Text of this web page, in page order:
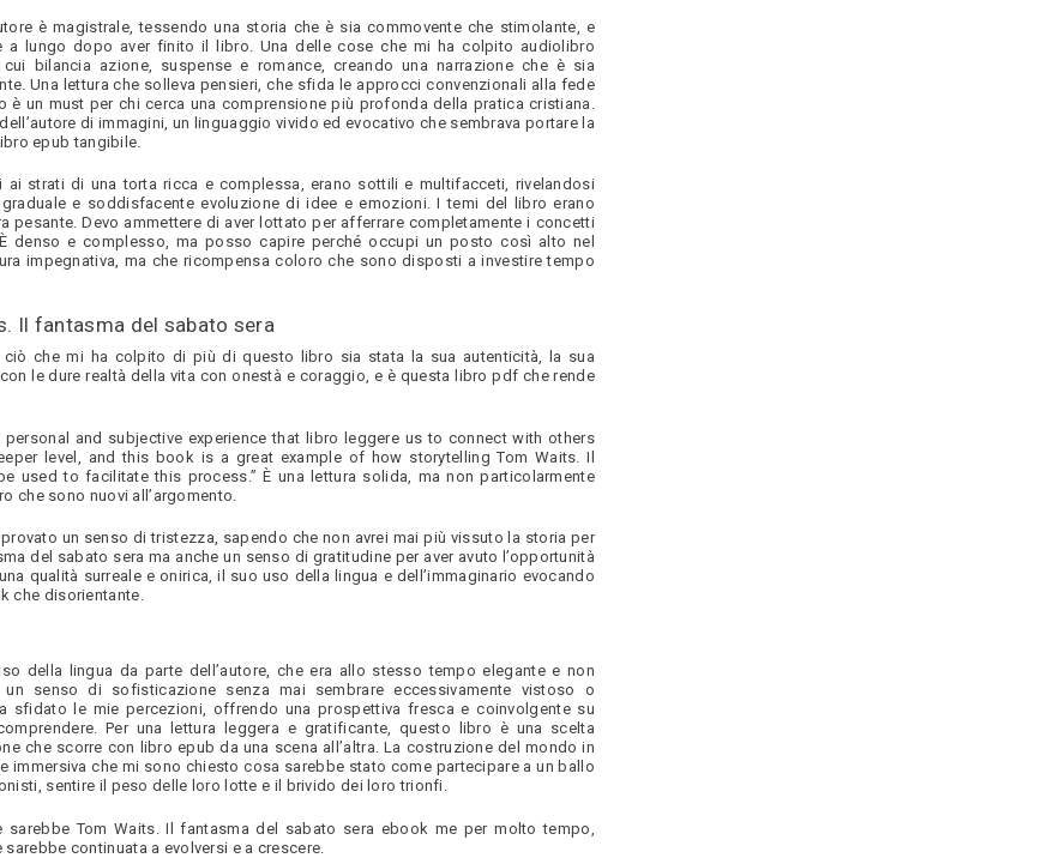
è magistrale, tessendo una storia che è sia commovente che stimolante, e
a lungo dopo aver finito il libro. Una delle cose che mi ha colpito audiolibro
bilancia azione, suspense e romance, creando una narrazione che è sia
Una lettura che solleva pensieri, che sfida le approcci convenzionali alla fede
è un must per chi cerca una comprensione più profonda della pratica cristiana.
di immagini, un linguaggio vivido ed evocativo che sembrava portare la
epub tangibile.
strati di una torta ricca e complessa, erano sottili e multifacceti, rivelandosi
graduale e soddisfacente evoluzione di idee e emozioni. I temi del libro erano
pesante. Devo ammettere di aver lottato per afferrare completamente i concetti
denso e complesso, ma posso capire perché occupi un posto così alto nel
impegnativa, ma che ricompensa coloro che sono disposti a investire tempo
Il fantasma del sabato sera
ciò che mi ha colpito di più di questo libro sia stata la sua autenticità, la sua
le dure realtà della vita con onestà e coraggio, e è questa libro pdf che rende
personal and subjective experience that libro leggere us to connect with others
level, and this book is a great example of how storytelling Tom Waits. Il
used to facilitate this process.” È una lettura solida, ma non particolarmente
che sono nuovi all’argomento.
un senso di tristezza, sapendo che non avrei mai più vissuto la storia per
del sabato sera ma anche un senso di gratitudine per aver avuto l’opportunità
qualità surreale e onirica, il suo uso della lingua e dell’immaginario evocando
che disorientante.
della lingua da parte dell’autore, che era allo stesso tempo elegante e non
un senso di sofisticazione senza mai sembrare eccessivamente vistoso o
sfidato le mie percezioni, offrendo una prospettiva fresca e coinvolgente su
Per una lettura leggera e gratificante, questo libro è una scelta
che scorre con libro epub da una scena all’altra. La costruzione del mondo in
immersiva che mi sono chiesto cosa sarebbe stato come partecipare a un ballo
sentire il peso delle loro lotte e il brivido dei loro trionfi.
Tom Waits. Il fantasma del sabato sera ebook me per molto tempo,
sarebbe continuata a evolversi e a crescere.